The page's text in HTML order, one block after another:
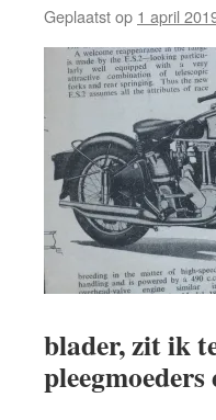
Geplaatst op 1 april
blader, zit ik